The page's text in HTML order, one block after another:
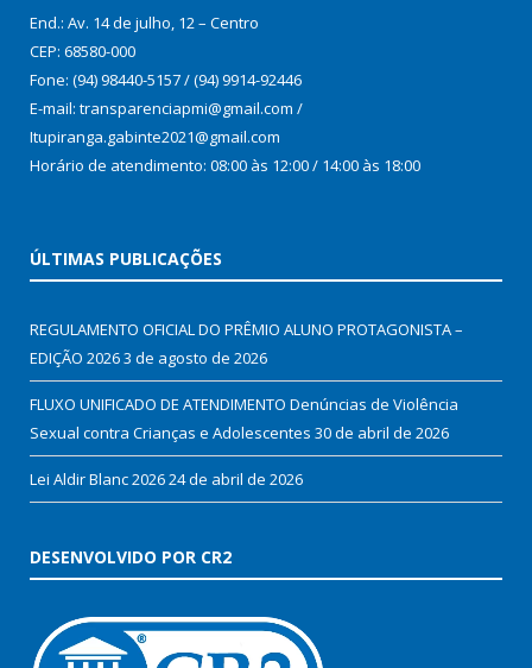
End.: Av. 14 de julho, 12 – Centro
CEP: 68580-000
Fone: (94) 98440-5157 / (94) 9914-92446
E-mail: transparenciapmi@gmail.com /
Itupiranga.gabinte2021@gmail.com
Horário de atendimento: 08:00 às 12:00 / 14:00 às 18:00
ÚLTIMAS PUBLICAÇÕES
REGULAMENTO OFICIAL DO PRÊMIO ALUNO PROTAGONISTA –
EDIÇÃO 20263 de agosto de 2026
FLUXO UNIFICADO DE ATENDIMENTO Denúncias de Violência
Sexual contra Crianças e Adolescentes 30 de abril de 2026
Lei Aldir Blanc 202624 de abril de 2026
DESENVOLVIDO POR CR2